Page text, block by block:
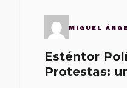
MIGUEL
Esténtor
Protestas: